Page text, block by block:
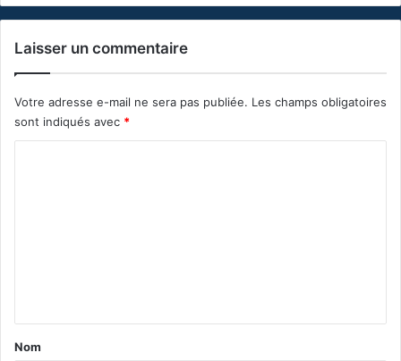
Laisser un commentaire
Votre adresse e-mail ne sera pas publiée. Les champs obligatoires
sont indiqués avec *
a
Nom